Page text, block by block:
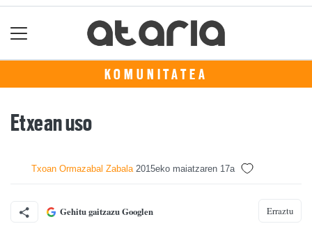
KOMUNITATEA
Etxean uso
Txoan Ormazabal Zabala 2015eko maiatzaren 17a
Gehitu gaitzazu Googlen Erraztu